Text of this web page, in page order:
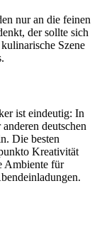
nur an die feinen
der sollte sich
Szene
ist eindeutig: In
deutschen
Die besten
Kreativität
Ambiente für